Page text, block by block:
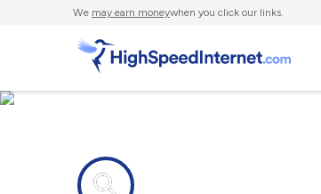
We may earn moneywhen you click our links.